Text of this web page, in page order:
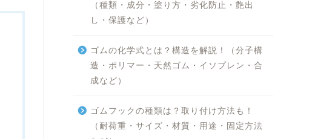
（種類・成分・塗り方・劣化防止・艶出
し・保護など）
ゴムの化学式とは？構造を解説！（分子構
造・ポリマー・天然ゴム・イソプレン・合
成など）
ゴムフックの種類は？取り付け方法も！
（耐荷重・サイズ・材質・用途・固定方法